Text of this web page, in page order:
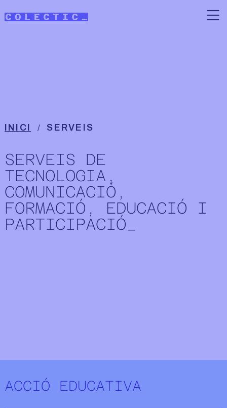
Fil d'ariadna
INICI SERVEIS
SERVEIS DE
TECNOLOGIA,
COMUNICACIÓ,
FORMACIÓ, EDUCACIÓ I
PARTICIPACIÓ_
ACCIÓ EDUCATIVA